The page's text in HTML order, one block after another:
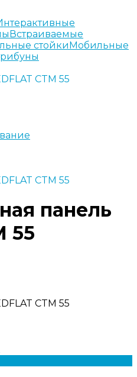
Встраиваемые
стойкиМобильные
CTM 55
CTM 55
панель
55
CTM 55